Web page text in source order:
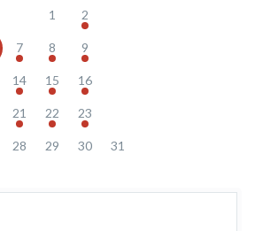
1 2
7 8 9
14 15 16
21 22 23
28 29 30 31